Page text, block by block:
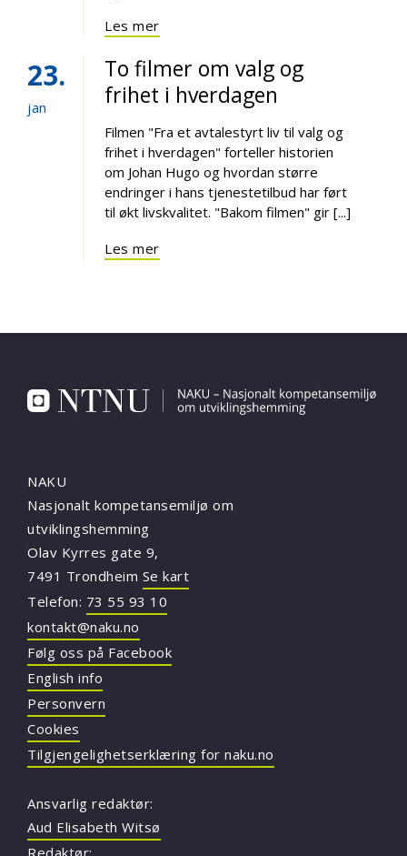
Les mer
23
jan
To filmer om valg og
frihet i hverdagen
Filmen "Fra et avtalestyrt liv til valg og
frihet i hverdagen" forteller historien
om Johan Hugo og hvordan større
endringer i hans tjenestetilbud har ført
til økt livskvalitet. "Bakom filmen" gir [...]
Les mer
NAKU
Nasjonalt kompetansemiljø om
utviklingshemming
Olav Kyrres gate 9,
7491 Trondheim Se kart
Telefon: 73 55 93 10
kontakt@naku.no
Følg oss på Facebook
English info
Personvern
Cookies
Tilgjengelighetserklæring for naku.no
Ansvarlig redaktør:
Aud Elisabeth Witsø
Redaktør: